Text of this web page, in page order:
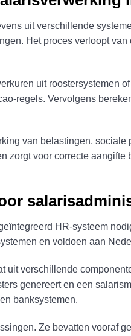
uit verschillende
Het proces verloopt
uit roostersystemen
regels. Vervolgens
van belastingen,
zorgt voor correcte
HR-systeem
en voldoen aan
uit verschillende
genereert en een
banksystemen.
Ze bevatten vooraf